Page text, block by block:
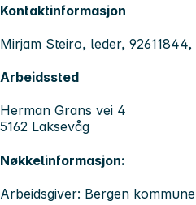
Kontaktinformasjon
Mirjam Steiro, leder, 92611844,
Arbeidssted
Herman Grans vei 4
5162 Laksevåg
Nøkkelinformasjon:
Arbeidsgiver: Bergen kommune